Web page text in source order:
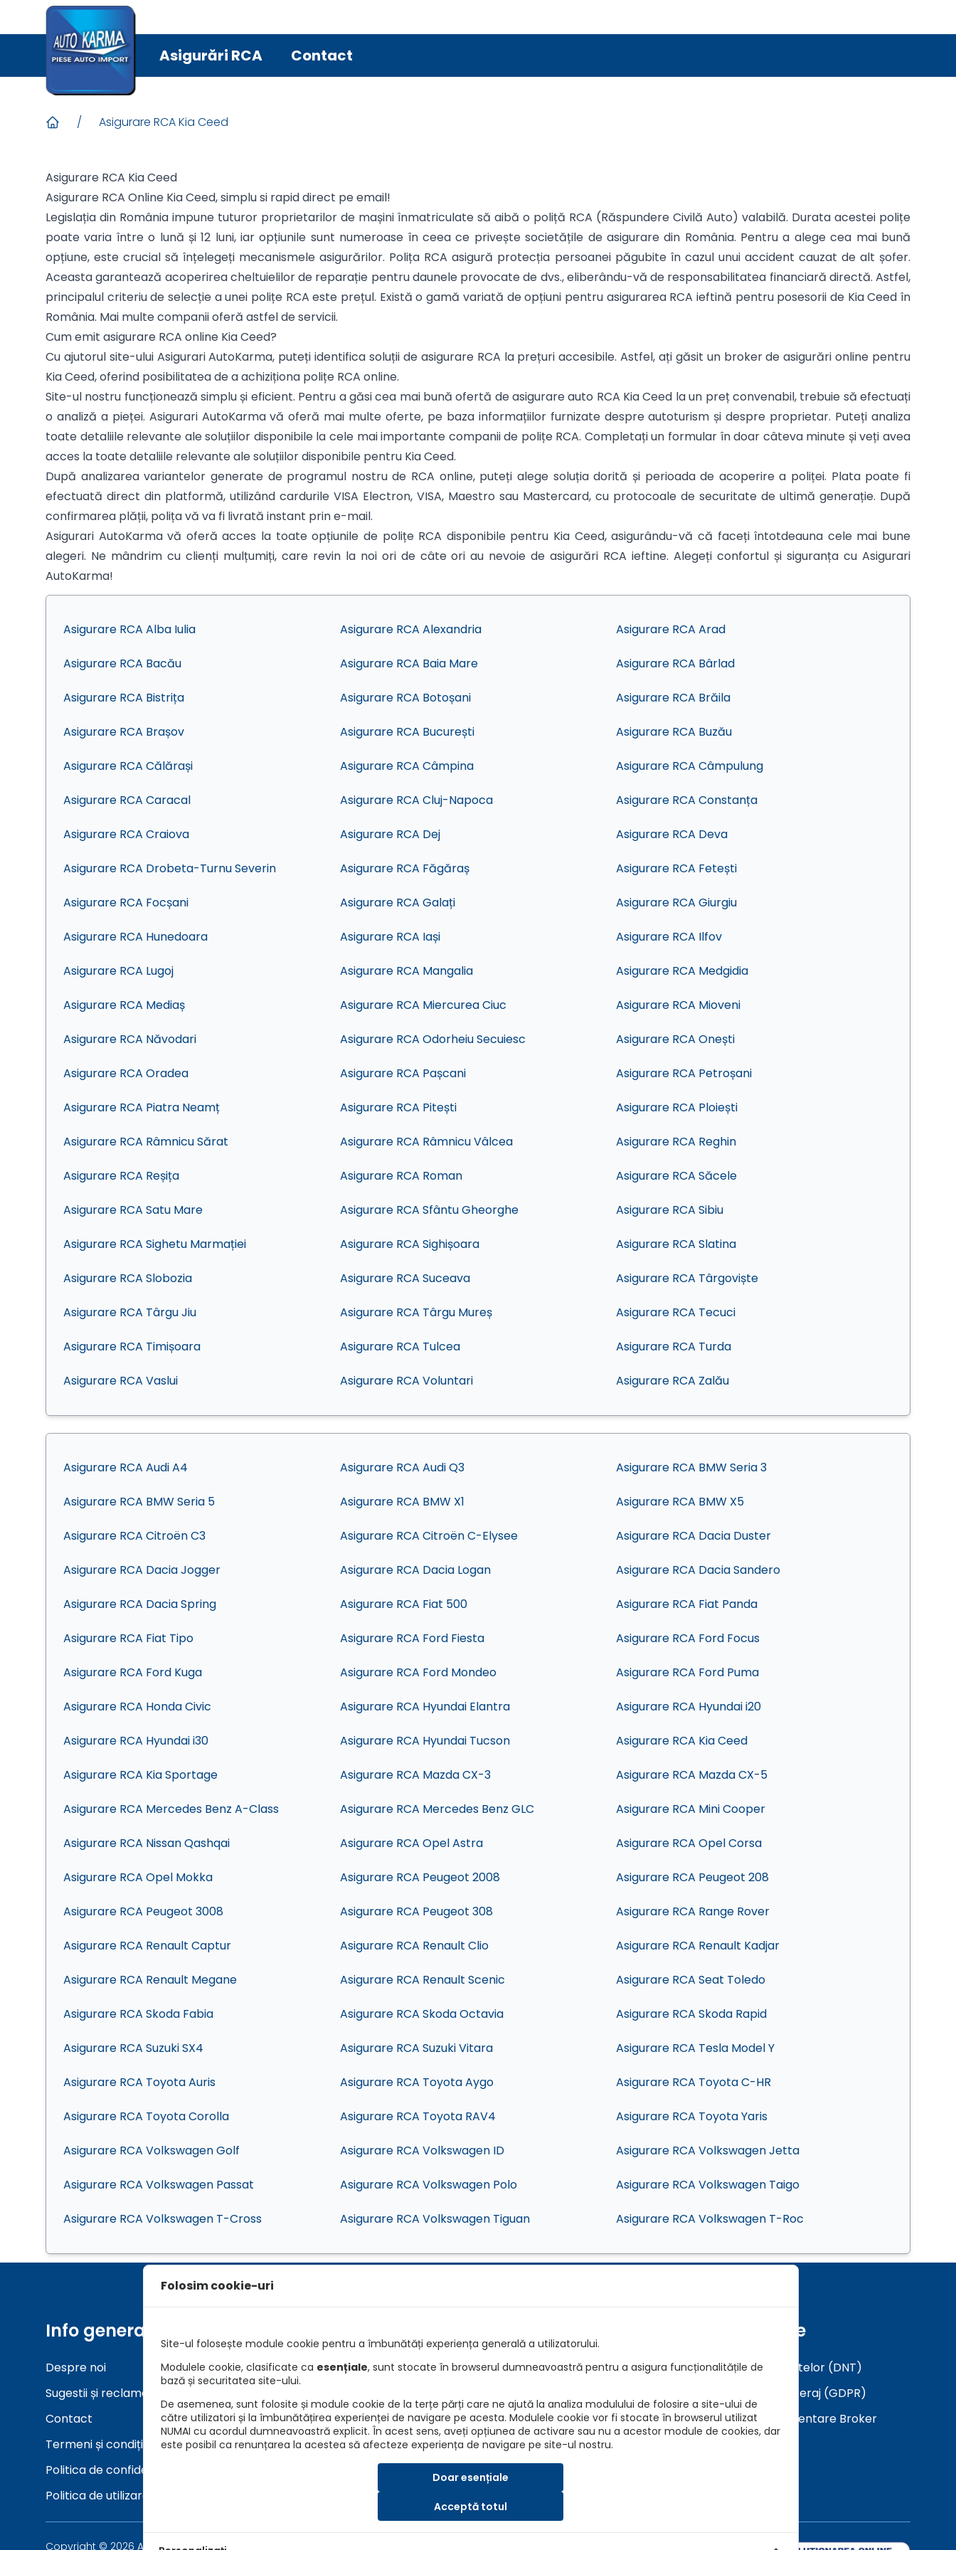
Asigurări RCA Contact
/ Asigurare RCA Kia Ceed
Asigurare RCA Kia Ceed
Asigurare RCA Online Kia Ceed, simplu si rapid direct pe email!
Legislația din România impune tuturor proprietarilor de mașini înmatriculate să aibă o poliță RCA (Răspundere Civilă Auto) valabilă. Durata acestei polițe
poate varia între o lună și 12 luni, iar opțiunile sunt numeroase în ceea ce privește societățile de asigurare din România. Pentru a alege cea mai bună
opțiune, este crucial să înțelegeți mecanismele asigurărilor. Polița RCA asigură protecția persoanei păgubite în cazul unui accident cauzat de alt șofer.
Aceasta garantează acoperirea cheltuielilor de reparație pentru daunele provocate de dvs., eliberându-vă de responsabilitatea financiară directă. Astfel,
principalul criteriu de selecție a unei polițe RCA este prețul. Există o gamă variată de opțiuni pentru asigurarea RCA ieftină pentru posesorii de Kia Ceed în
România. Mai multe companii oferă astfel de servicii.
Cum emit asigurare RCA online Kia Ceed?
Cu ajutorul site-ului Asigurari AutoKarma, puteți identifica soluții de asigurare RCA la prețuri accesibile. Astfel, ați găsit un broker de asigurări online pentru
Kia Ceed, oferind posibilitatea de a achiziționa polițe RCA online.
Site-ul nostru funcționează simplu și eficient. Pentru a găsi cea mai bună ofertă de asigurare auto RCA Kia Ceed la un preț convenabil, trebuie să efectuați
o analiză a pieței. Asigurari AutoKarma vă oferă mai multe oferte, pe baza informațiilor furnizate despre autoturism și despre proprietar. Puteți analiza
toate detaliile relevante ale soluțiilor disponibile la cele mai importante companii de polițe RCA. Completați un formular în doar câteva minute și veți avea
acces la toate detaliile relevante ale soluțiilor disponibile pentru Kia Ceed.
După analizarea variantelor generate de programul nostru de RCA online, puteți alege soluția dorită și perioada de acoperire a poliței. Plata poate fi
efectuată direct din platformă, utilizând cardurile VISA Electron, VISA, Maestro sau Mastercard, cu protocoale de securitate de ultimă generație. După
confirmarea plății, polița vă va fi livrată instant prin e-mail.
Asigurari AutoKarma vă oferă acces la toate opțiunile de polițe RCA disponibile pentru Kia Ceed, asigurându-vă că faceți întotdeauna cele mai bune
alegeri. Ne mândrim cu clienți mulțumiți, care revin la noi ori de câte ori au nevoie de asigurări RCA ieftine. Alegeți confortul și siguranța cu Asigurari
AutoKarma!
Asigurare RCA Alba Iulia Asigurare RCA Alexandria Asigurare RCA Arad
Asigurare RCA Bacău Asigurare RCA Baia Mare Asigurare RCA Bârlad
Asigurare RCA Bistrița Asigurare RCA Botoșani Asigurare RCA Brăila
Asigurare RCA Brașov Asigurare RCA București Asigurare RCA Buzău
Asigurare RCA Călărași Asigurare RCA Câmpina Asigurare RCA Câmpulung
Asigurare RCA Caracal Asigurare RCA Cluj-Napoca Asigurare RCA Constanța
Asigurare RCA Craiova Asigurare RCA Dej Asigurare RCA Deva
Asigurare RCA Drobeta-Turnu Severin Asigurare RCA Făgăraș Asigurare RCA Fetești
Asigurare RCA Focșani Asigurare RCA Galați Asigurare RCA Giurgiu
Asigurare RCA Hunedoara Asigurare RCA Iași Asigurare RCA Ilfov
Asigurare RCA Lugoj Asigurare RCA Mangalia Asigurare RCA Medgidia
Asigurare RCA Mediaș Asigurare RCA Miercurea Ciuc Asigurare RCA Mioveni
Asigurare RCA Năvodari Asigurare RCA Odorheiu Secuiesc Asigurare RCA Onești
Asigurare RCA Oradea Asigurare RCA Pașcani Asigurare RCA Petroșani
Asigurare RCA Piatra Neamț Asigurare RCA Pitești Asigurare RCA Ploiești
Asigurare RCA Râmnicu Sărat Asigurare RCA Râmnicu Vâlcea Asigurare RCA Reghin
Asigurare RCA Reșița Asigurare RCA Roman Asigurare RCA Săcele
Asigurare RCA Satu Mare Asigurare RCA Sfântu Gheorghe Asigurare RCA Sibiu
Asigurare RCA Sighetu Marmației Asigurare RCA Sighișoara Asigurare RCA Slatina
Asigurare RCA Slobozia Asigurare RCA Suceava Asigurare RCA Târgoviște
Asigurare RCA Târgu Jiu Asigurare RCA Târgu Mureș Asigurare RCA Tecuci
Asigurare RCA Timișoara Asigurare RCA Tulcea Asigurare RCA Turda
Asigurare RCA Vaslui Asigurare RCA Voluntari Asigurare RCA Zalău
Asigurare RCA Audi A4 Asigurare RCA Audi Q3 Asigurare RCA BMW Seria 3
Asigurare RCA BMW Seria 5 Asigurare RCA BMW X1 Asigurare RCA BMW X5
Asigurare RCA Citroën C3 Asigurare RCA Citroën C-Elysee Asigurare RCA Dacia Duster
Asigurare RCA Dacia Jogger Asigurare RCA Dacia Logan Asigurare RCA Dacia Sandero
Asigurare RCA Dacia Spring Asigurare RCA Fiat 500 Asigurare RCA Fiat Panda
Asigurare RCA Fiat Tipo Asigurare RCA Ford Fiesta Asigurare RCA Ford Focus
Asigurare RCA Ford Kuga Asigurare RCA Ford Mondeo Asigurare RCA Ford Puma
Asigurare RCA Honda Civic Asigurare RCA Hyundai Elantra Asigurare RCA Hyundai i20
Asigurare RCA Hyundai i30 Asigurare RCA Hyundai Tucson Asigurare RCA Kia Ceed
Asigurare RCA Kia Sportage Asigurare RCA Mazda CX-3 Asigurare RCA Mazda CX-5
Asigurare RCA Mercedes Benz A-Class Asigurare RCA Mercedes Benz GLC Asigurare RCA Mini Cooper
Asigurare RCA Nissan Qashqai Asigurare RCA Opel Astra Asigurare RCA Opel Corsa
Asigurare RCA Opel Mokka Asigurare RCA Peugeot 2008 Asigurare RCA Peugeot 208
Asigurare RCA Peugeot 3008 Asigurare RCA Peugeot 308 Asigurare RCA Range Rover
Asigurare RCA Renault Captur Asigurare RCA Renault Clio Asigurare RCA Renault Kadjar
Asigurare RCA Renault Megane Asigurare RCA Renault Scenic Asigurare RCA Seat Toledo
Asigurare RCA Skoda Fabia Asigurare RCA Skoda Octavia Asigurare RCA Skoda Rapid
Asigurare RCA Suzuki SX4 Asigurare RCA Suzuki Vitara Asigurare RCA Tesla Model Y
Asigurare RCA Toyota Auris Asigurare RCA Toyota Aygo Asigurare RCA Toyota C-HR
Asigurare RCA Toyota Corolla Asigurare RCA Toyota RAV4 Asigurare RCA Toyota Yaris
Asigurare RCA Volkswagen Golf Asigurare RCA Volkswagen ID Asigurare RCA Volkswagen Jetta
Asigurare RCA Volkswagen Passat Asigurare RCA Volkswagen Polo Asigurare RCA Volkswagen Taigo
Asigurare RCA Volkswagen T-Cross Asigurare RCA Volkswagen Tiguan Asigurare RCA Volkswagen T-Roc
Info generale
Despre noi
Sugestii și reclamații
Contact
Termeni și condiții
Politica de confidențialitate
Politica de utilizare cookie-uri
Asigurare RCA
Detalii asiguratori
ANPC
BAAR
ASF
Formulare
Analiza a Cerintelor (DNT)
Mandat in Brokeraj (GDPR)
Descarca Prezentare Broker
Copyright © 2026 Asigurari AutoKarma - Auto Vida Tech SRL, Nr. Reg. Com.: J40/7173/2019, CUI: 41202015
Folosim cookie-uri
Site-ul folosește module cookie pentru a îmbunătăți experiența generală a utilizatorului.
Modulele cookie, clasificate ca esențiale, sunt stocate în browserul dumneavoastră pentru a asigura funcționalitățile de
bază și securitatea site-ului.
De asemenea, sunt folosite și module cookie de la terțe părți care ne ajută la analiza modulului de folosire a site-ului de
către utilizatori și la îmbunătățirea experienței de navigare pe acesta. Modulele cookie vor fi stocate în browserul utilizat
NUMAI cu acordul dumneavoastră explicit. În acest sens, aveți opțiunea de activare sau nu a acestor module de cookies, dar
este posibil ca renunțarea la acestea să afecteze experiența de navigare pe site-ul nostru.
Doar esențiale
Acceptă totul